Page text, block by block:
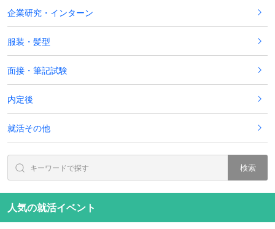
企業研究・インターン
服装・髪型
面接・筆記試験
内定後
就活その他
検索
人気の就活イベント